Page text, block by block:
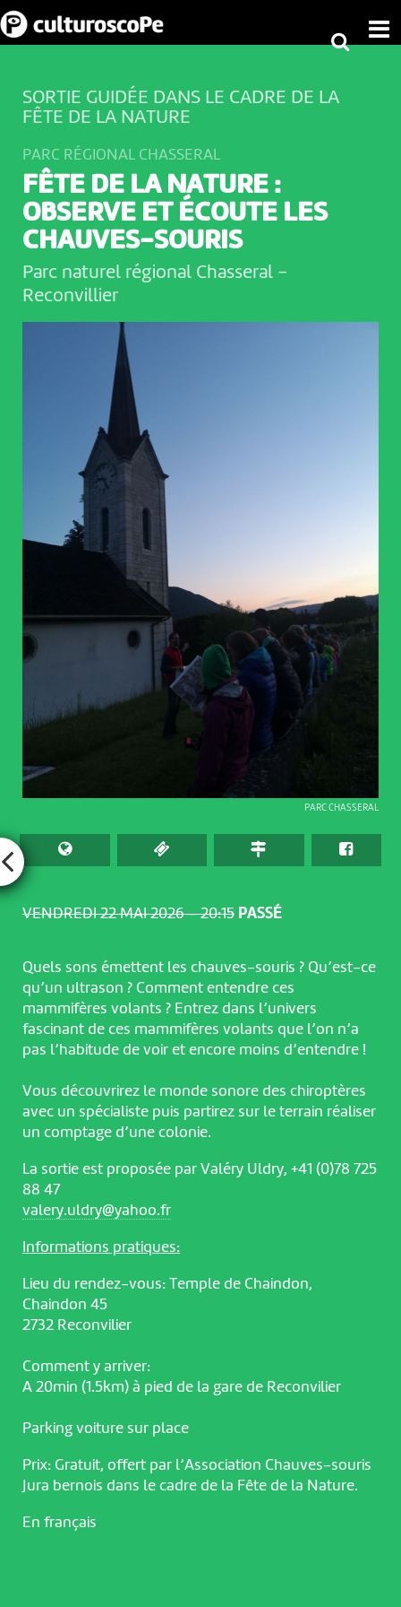
VENDREDI 22 MAI 2026 – 20:15 PASSÉ
PARC CHASSERAL
SORTIE GUIDÉE DANS LE CADRE DE LA
FÊTE DE LA NATURE
PARC RÉGIONAL CHASSERAL
FÊTE DE LA NATURE :
OBSERVE ET ÉCOUTE LES
CHAUVES-SOURIS
Parc naturel régional Chasseral -
Reconvillier
Quels sons émettent les chauves-souris ? Qu’est-ce
qu’un ultrason ? Comment entendre ces
mammifères volants ? Entrez dans l’univers
fascinant de ces mammifères volants que l’on n’a
pas l’habitude de voir et encore moins d’entendre !
Vous découvrirez le monde sonore des chiroptères
avec un spécialiste puis partirez sur le terrain réaliser
un comptage d’une colonie.
La sortie est proposée par Valéry Uldry, +41 (0)78 725
88 47
valery.uldry@yahoo.fr
Informations pratiques:
Lieu du rendez-vous: Temple de Chaindon,
Chaindon 45
2732 Reconvilier
Comment y arriver:
A 20min (1.5km) à pied de la gare de Reconvilier
Parking voiture sur place
Prix: Gratuit, offert par l’Association Chauves-souris
Jura bernois dans le cadre de la Fête de la Nature.
En français